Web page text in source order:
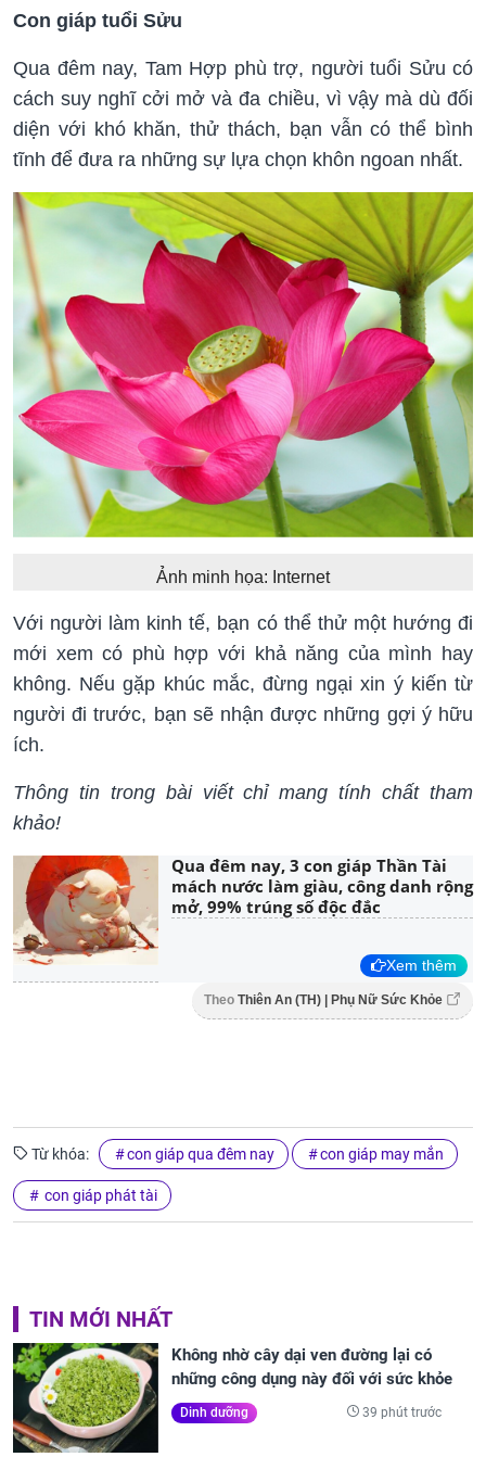
Con giáp tuổi Sửu
Qua đêm nay, Tam Hợp phù trợ, người tuổi Sửu có
cách suy nghĩ cởi mở và đa chiều, vì vậy mà dù đối
diện với khó khăn, thử thách, bạn vẫn có thể bình
tĩnh để đưa ra những sự lựa chọn khôn ngoan nhất.
Ảnh minh họa: Internet
Với người làm kinh tế, bạn có thể thử một hướng đi
mới xem có phù hợp với khả năng của mình hay
không. Nếu gặp khúc mắc, đừng ngại xin ý kiến từ
người đi trước, bạn sẽ nhận được những gợi ý hữu
ích.
Thông tin trong bài viết chỉ mang tính chất tham
khảo!
Qua đêm nay, 3 con giáp Thần Tài
mách nước làm giàu, công danh rộng
mở, 99% trúng số độc đắc
Xem thêm
Theo Thiên An (TH) | Phụ Nữ Sức Khỏe
Từ khóa: con giáp qua đêm nay con giáp may mắn
con giáp phát tài
TIN MỚI NHẤT
Không nhờ cây dại ven đường lại có
những công dụng này đối với sức khỏe
Dinh dưỡng 39 phút trước